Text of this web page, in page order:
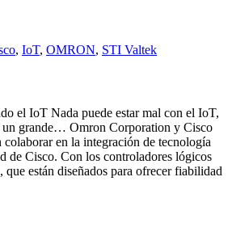
, IoT, OMRON, STI Valtek
el IoT Nada puede estar mal con el IoT,
un grande… Omron Corporation y Cisco
en la integración de tecnología
de Cisco. Con los controladores lógicos
que están diseñados para ofrecer fiabilidad